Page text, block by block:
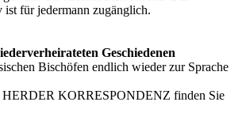
für jedermann zugänglich.
Geschiedenen
Bischöfen endlich wieder zur Sprache
HERDER KORRESPONDENZ finden Sie